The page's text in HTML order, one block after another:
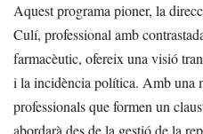
Aquest programa pioner, la
Culí, professional amb
farmacèutic, ofereix una visió
i la incidència política. Amb una
professionals que formen un